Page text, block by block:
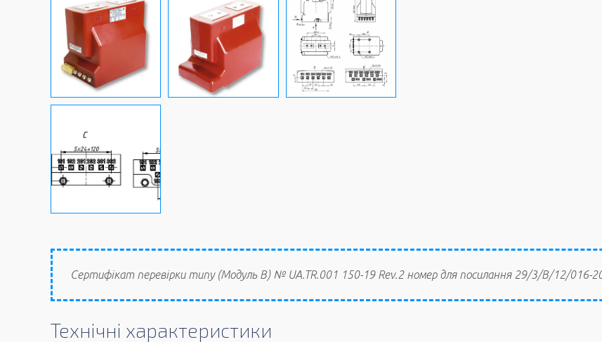
Сертифікат перевірки типу (Модуль В) № UA.TR.001 150-19 Rev.2 номер для посилання 29/3/В/12/016-
Технічні характеристики